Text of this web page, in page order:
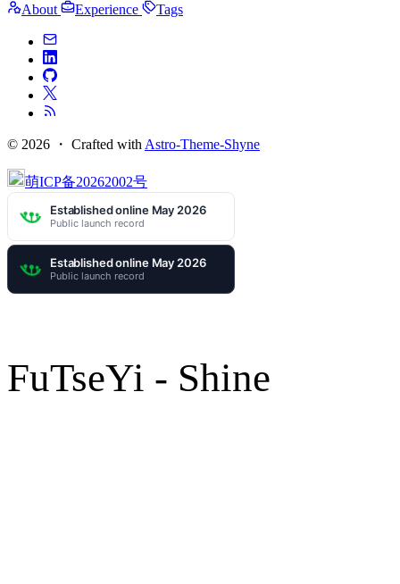
About Experience Tags
© 2026 ・ Crafted with Astro-Theme-Shyne
萌ICP备20262002号
FuTseYi - Shine